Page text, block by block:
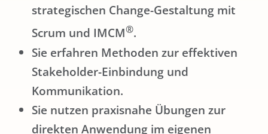
strategischen Change-Gestaltung mit
Scrum und IMCM®.
Sie erfahren Methoden zur effektiven
Stakeholder-Einbindung und
Kommunikation.
Sie nutzen praxisnahe Übungen zur
direkten Anwendung im eigenen